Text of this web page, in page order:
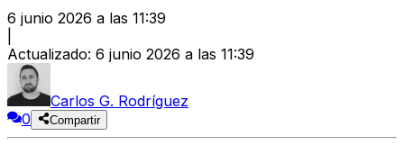
6 junio 2026 a las 11:39
Actualizado: 6 junio 2026 a las 11:39
Carlos G. Rodríguez
0
Compartir